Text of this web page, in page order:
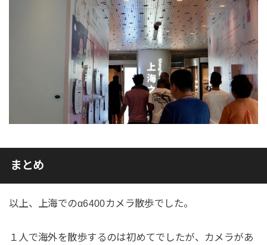
まとめ
以上、上海でのα6400カメラ散歩でした。
１人で海外を散歩するのは初めてでしたが、カメラがあ